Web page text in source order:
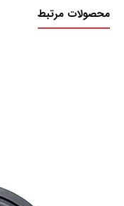
محصولات مرتبط